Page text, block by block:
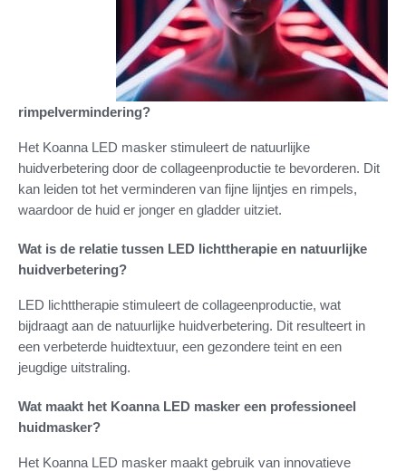
rimpelvermindering?
Het Koanna LED masker stimuleert de natuurlijke
huidverbetering door de collageenproductie te bevorderen. Dit
kan leiden tot het verminderen van fijne lijntjes en rimpels,
waardoor de huid er jonger en gladder uitziet.
Wat is de relatie tussen LED lichttherapie en natuurlijke
huidverbetering?
LED lichttherapie stimuleert de collageenproductie, wat
bijdraagt aan de natuurlijke huidverbetering. Dit resulteert in
een verbeterde huidtextuur, een gezondere teint en een
jeugdige uitstraling.
Wat maakt het Koanna LED masker een professioneel
huidmasker?
Het Koanna LED masker maakt gebruik van innovatieve